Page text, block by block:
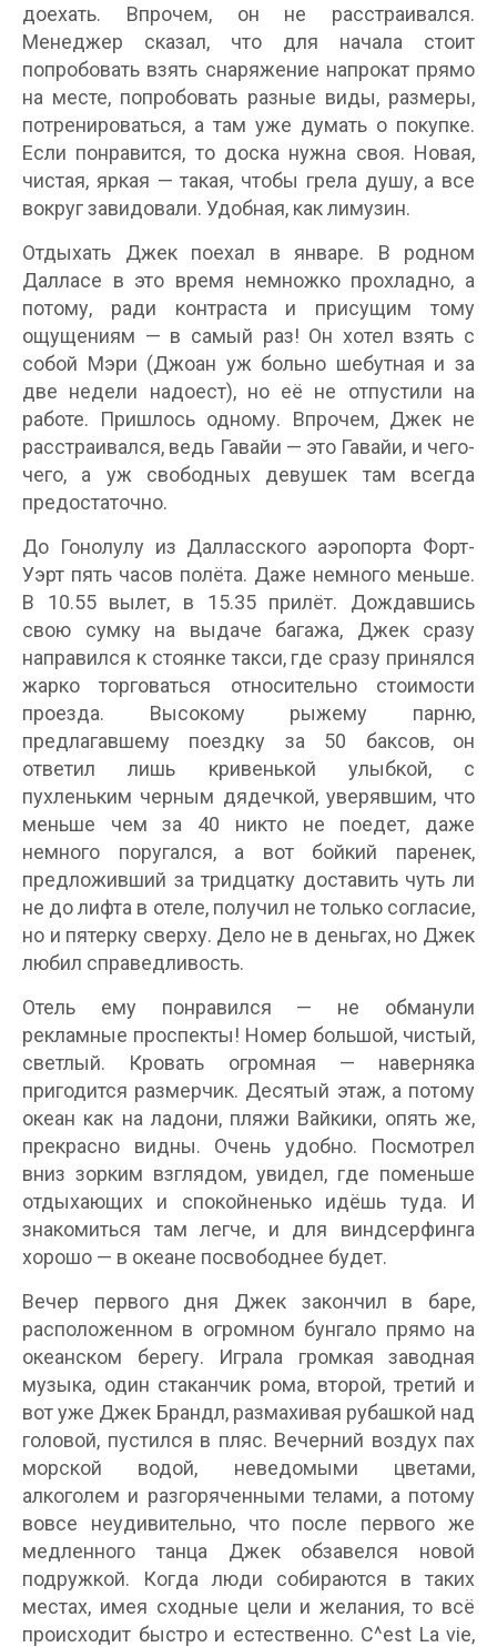
доехать. Впрочем, он не расстраивался.
Менеджер сказал, что для начала стоит
попробовать взять снаряжение напрокат прямо
на месте, попробовать разные виды, размеры,
потренироваться, а там уже думать о покупке.
Если понравится, то доска нужна своя. Новая,
чистая, яркая — такая, чтобы грела душу, а все
вокруг завидовали. Удобная, как лимузин.
Отдыхать Джек поехал в январе. В родном
Далласе в это время немножко прохладно, а
потому, ради контраста и присущим тому
ощущениям — в самый раз! Он хотел взять с
собой Мэри (Джоан уж больно шебутная и за
две недели надоест), но её не отпустили на
работе. Пришлось одному. Впрочем, Джек не
расстраивался, ведь Гавайи — это Гавайи, и чего-
чего, а уж свободных девушек там всегда
предостаточно.
До Гонолулу из Далласского аэропорта Форт-
Уэрт пять часов полёта. Даже немного меньше.
В 10.55 вылет, в 15.35 прилёт. Дождавшись
свою сумку на выдаче багажа, Джек сразу
направился к стоянке такси, где сразу принялся
жарко торговаться относительно стоимости
проезда. Высокому рыжему парню,
предлагавшему поездку за 50 баксов, он
ответил лишь кривенькой улыбкой, с
пухленьким черным дядечкой, уверявшим, что
меньше чем за 40 никто не поедет, даже
немного поругался, а вот бойкий паренек,
предложивший за тридцатку доставить чуть ли
не до лифта в отеле, получил не только согласие,
но и пятерку сверху. Дело не в деньгах, но Джек
любил справедливость.
Отель ему понравился — не обманули
рекламные проспекты! Номер большой, чистый,
светлый. Кровать огромная — наверняка
пригодится размерчик. Десятый этаж, а потому
океан как на ладони, пляжи Вайкики, опять же,
прекрасно видны. Очень удобно. Посмотрел
вниз зорким взглядом, увидел, где поменьше
отдыхающих и спокойненько идёшь туда. И
знакомиться там легче, и для виндсерфинга
хорошо — в океане посвободнее будет.
Вечер первого дня Джек закончил в баре,
расположенном в огромном бунгало прямо на
океанском берегу. Играла громкая заводная
музыка, один стаканчик рома, второй, третий и
вот уже Джек Брандл, размахивая рубашкой над
головой, пустился в пляс. Вечерний воздух пах
морской водой, неведомыми цветами,
алкоголем и разгоряченными телами, а потому
вовсе неудивительно, что после первого же
медленного танца Джек обзавелся новой
подружкой. Когда люди собираются в таких
местах, имея сходные цели и желания, то всё
происходит быстро и естественно. C^est La vie,